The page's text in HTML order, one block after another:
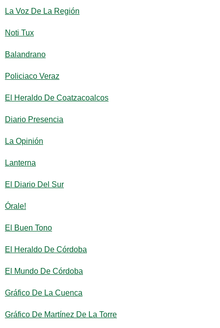
La Voz De La Región
Noti Tux
Balandrano
Policiaco Veraz
El Heraldo De Coatzacoalcos
Diario Presencia
La Opinión
Lanterna
El Diario Del Sur
Órale!
El Buen Tono
El Heraldo De Córdoba
El Mundo De Córdoba
Gráfico De La Cuenca
Gráfico De Martínez De La Torre